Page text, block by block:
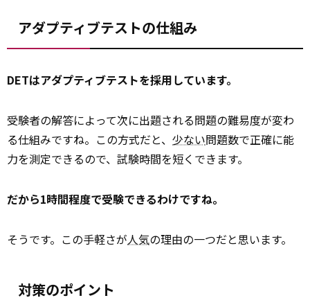
アダプティブテストの仕組み
DETはアダプティブテストを採用しています。
受験者の解答によって次に出題される問題の難易度が変わ
る仕組みですね。この方式だと、 少ない問題数で正確に能
力を測定できるので、試験時間を短くできます。
だから1時間程度で受験できるわけですね。
そうです。この手軽さが人気の理由の一つだと思います。
対策のポイント